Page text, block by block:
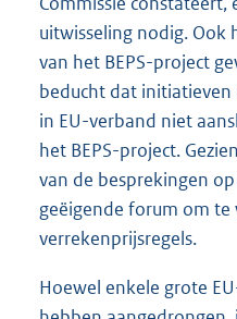
uitwisseling nodig.
van het BEPS-project
beducht dat
in EU-verband niet
het BEPS-project.
van de besprekingen
geëigende forum om te
verrekenprijsregels.
Hoewel enkele grote